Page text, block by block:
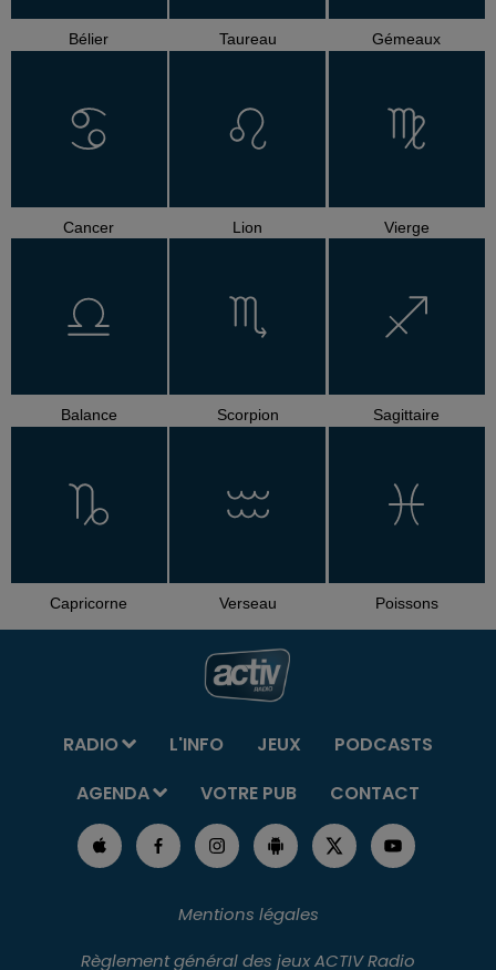
Bélier Taureau Gémeaux
Cancer Lion Vierge
Balance Scorpion Sagittaire
Capricorne Verseau Poissons
RADIO L'INFO JEUX
PODCASTS
AGENDA
VOTRE PUB CONTACT
Mentions légales
Règlement général des jeux ACTIV Radio